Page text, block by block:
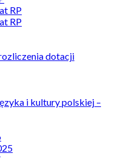
RP
RP
dotacji
i kultury polskiej –